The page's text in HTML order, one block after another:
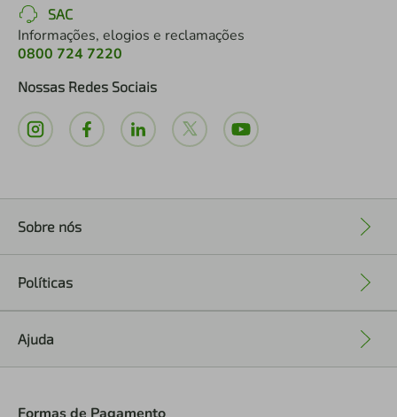
SAC
Informações, elogios e reclamações
0800 724 7220
Nossas Redes Sociais
Sobre nós
Políticas
Ajuda